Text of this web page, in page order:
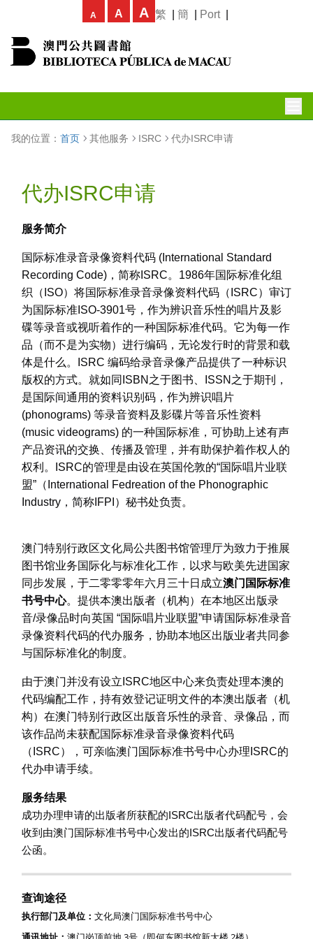
A A A 繁 簡 Port|
我的位置： 首页 其他服务 ISRC 代办ISRC申请
代办ISRC申请
服务简介
国际标准录音录像资料代码 (International Standard
Recording Code)，简称ISRC。1986年国际标准化组
织（ISO）将国际标准录音录像资料代码（ISRC）审订
为国际标准ISO-3901号，作为辨识音乐性的唱片及影
碟等录音或视听着作的一种国际标准代码。它为每一作
品（而不是为实物）进行编码，无论发行时的背景和载
体是什么。ISRC 编码给录音录像产品提供了一种标识
版权的方式。就如同ISBN之于图书、ISSN之于期刊，
是国际间通用的资料识别码，作为辨识唱片
(phonograms) 等录音资料及影碟片等音乐性资料
(music videograms) 的一种国际标准，可协助上述有声
产品资讯的交换、传播及管理，并有助保护着作权人的
权利。ISRC的管理是由设在英国伦敦的“国际唱片业联
盟”（International Fedreation of the Phonographic
Industry，简称IFPI）秘书处负责。
澳门特别行政区文化局公共图书馆管理厅为致力于推展
图书馆业务国际化与标准化工作，以求与欧美先进国家
同步发展，于二零零零年六月三十日成立澳门国际标准
书号中心。提供本澳出版者（机构）在本地区出版录
音/录像品时向英国 “国际唱片业联盟”申请国际标准录音
录像资料代码的代办服务，协助本地区出版业者共同参
与国际标准化的制度。
由于澳门并没有设立ISRC地区中心来负责处理本澳的
代码编配工作，持有效登记证明文件的本澳出版者（机
构）在澳门特别行政区出版音乐性的录音、录像品，而
该作品尚未获配国际标准录音录像资料代码
（ISRC），可亲临澳门国际标准书号中心办理ISRC的
代办申请手续。
服务结果
成功办理申请的出版者所获配的 ISRC出版者代码配号，会
收到由澳门国际标准书号中心发出的 ISRC出版者代码配号
公函。
查询途径
执行部门及单位： 文化局澳门国际标准书号中心